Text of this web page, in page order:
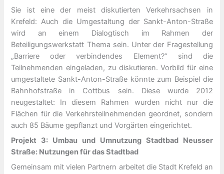
Sie ist eine der meist diskutierten Verkehrsachsen in
Krefeld: Auch die Umgestaltung der Sankt-Anton-Straße
wird an einem Dialogtisch im Rahmen der
Beteiligungswerkstatt Thema sein. Unter der Fragestellung
„Barriere oder verbindendes Element?“ sind die
Teilnehmenden eingeladen, zu diskutieren. Vorbild für eine
umgestaltete Sankt-Anton-Straße könnte zum Beispiel die
Bahnhofstraße in Cottbus sein. Diese wurde 2012
neugestaltet: In diesem Rahmen wurden nicht nur die
Flächen für die Verkehrsteilnehmenden geordnet, sondern
auch 85 Bäume gepflanzt und Vorgärten eingerichtet.
Projekt 3: Umbau und Umnutzung Stadtbad Neusser
Straße: Nutzungen für das Stadtbad
Gemeinsam mit vielen Partnern arbeitet die Stadt Krefeld an